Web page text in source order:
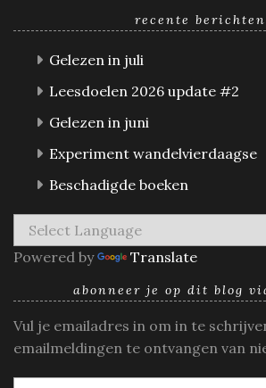
recente berichten
Gelezen in juli
Leesdoelen 2026 update #2
Gelezen in juni
Experiment wandelvierdaagse
Beschadigde boeken
Powered by Translate
abonneer je op dit blog
Vul je emailadres in om in te
emailmeldingen te ontvangen van